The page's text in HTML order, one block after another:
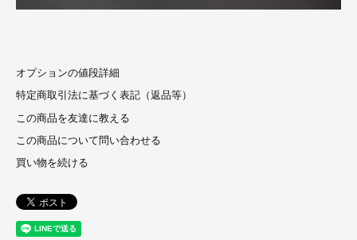
オプションの値段詳細
特定商取引法に基づく表記（返品等）
この商品を友達に教える
この商品について問い合わせる
買い物を続ける